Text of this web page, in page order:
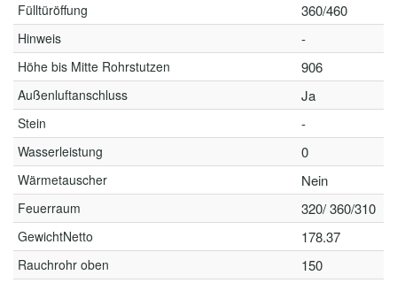
Fülltüröffung 360/460
Hinweis -
Höhe bis Mitte Rohrstutzen 906
Außenluftanschluss Ja
Stein -
Wasserleistung 0
Wärmetauscher Nein
Feuerraum 320/ 360/310
GewichtNetto 178.37
Rauchrohr oben 150